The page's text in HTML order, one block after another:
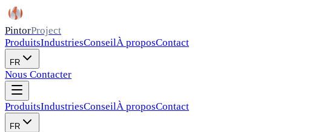
PintorProject
ProduitsIndustriesConseilÀ proposContact
FR
Nous Contacter
ProduitsIndustriesConseilÀ proposContact
FR